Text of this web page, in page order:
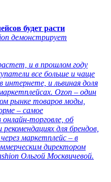
будет расти
демонстрирует
и в прошлом году
все больше и чаще
и львиная доля
Ozon – один
рынке товаров моды,
– самое
торговле, об
для брендов,
маркетплейс – в
директором
Ольгой Москвичевой.